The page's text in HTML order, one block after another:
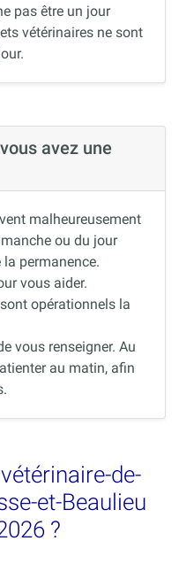
pas être un jour
vétérinaires ne sont
avez une
malheureusement
ou du jour
permanence.
vous aider.
opérationnels la
vous renseigner. Au
au matin, afin
de-
et-Beaulieu
?